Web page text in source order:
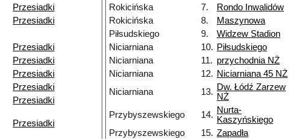
Przesiadki
Przesiadki
Przesiadki
Przesiadki
Przesiadki
Przesiadki
Przesiadki
Przesiadki
Rokicińska
7. Rondo Inwalidów
Rokicińska
8. Maszynowa
Piłsudskiego
9. Widzew Stadion
Niciarniana
10. Piłsudskiego
Niciarniana
11. przychodnia NŻ
Niciarniana
12. Niciarniana 45 NŻ
Niciarniana
13. Dw. Łódź Zarzew
NŻ
Przybyszewskiego 14. Nurta-
Kaszyńskiego
Przybyszewskiego 15. Zapadła